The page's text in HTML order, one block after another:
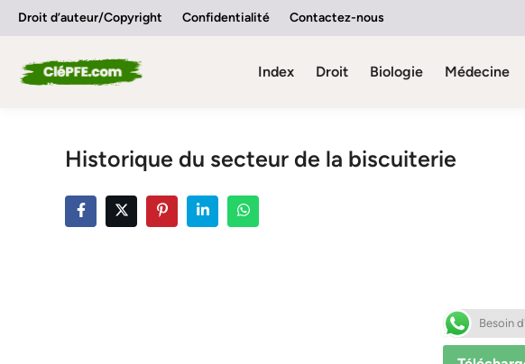
SkipDroit d’auteur/Copyright Confidentialité Contactez-nous
Index Droit Biologie Médecine
Historique du secteur de la biscuiterie
Besoin